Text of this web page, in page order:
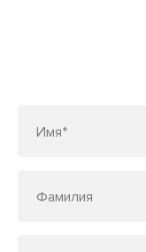
Имя*
Фамилия